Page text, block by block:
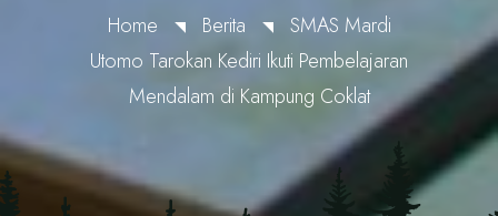
Home Berita
SMAS Mardi
Utomo Tarokan Kediri Ikuti Pembelajaran
Mendalam di Kampung Coklat